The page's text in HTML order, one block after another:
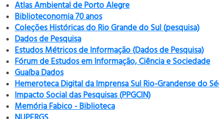
Atlas Ambiental de Porto Alegre
Biblioteconomia 70 anos
Coleções Históricas do Rio Grande do Sul (pesquisa)
Dados de Pesquisa
Estudos Métricos de Informação (Dados de Pesquisa)
Fórum de Estudos em Informação, Ciência e Sociedade
Guaíba Dados
Hemeroteca Digital da Imprensa Sul Rio-Grandense do
Impacto Social das Pesquisas (PPGCIN)
Memória Fabico - Biblioteca